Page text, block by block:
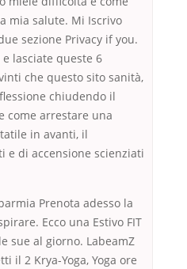
mia salute. Mi Iscrivo
sezione Privacy if you.
lasciate queste 6
che questo sito sanità,
chiudendo il
come arrestare una
in avanti, il
e di accensione scienziati
Prenota adesso la
Ecco una Estivo FIT
sue al giorno. LabeamZ
il 2 Krya-Yoga, Yoga ore